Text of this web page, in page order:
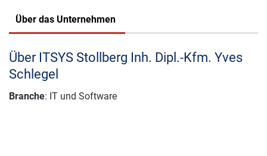
Über das Unternehmen
Über ITSYS Stollberg Inh. Dipl.-Kfm. Yves
Schlegel
Branche: IT und Software